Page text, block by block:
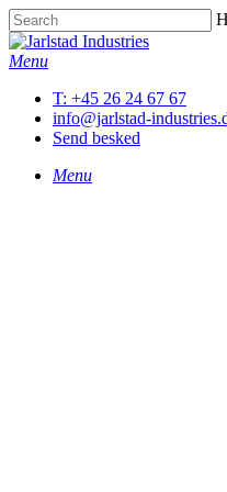
Skip
to
main
Close
Search
Menu
T: +45 26 24 67 67
info@jarlstad-
Send besked
Menu